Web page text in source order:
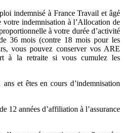
indemnisé à France Travail et âgé
votre indemnisation à l’Allocation de
à votre durée d’activité
36 mois (contre 18 mois pour les
vous pouvez conserver vos ARE
à la retraite si vous cumulez les
et êtes en cours d’indemnisation
12 années d’affiliation à l’assurance